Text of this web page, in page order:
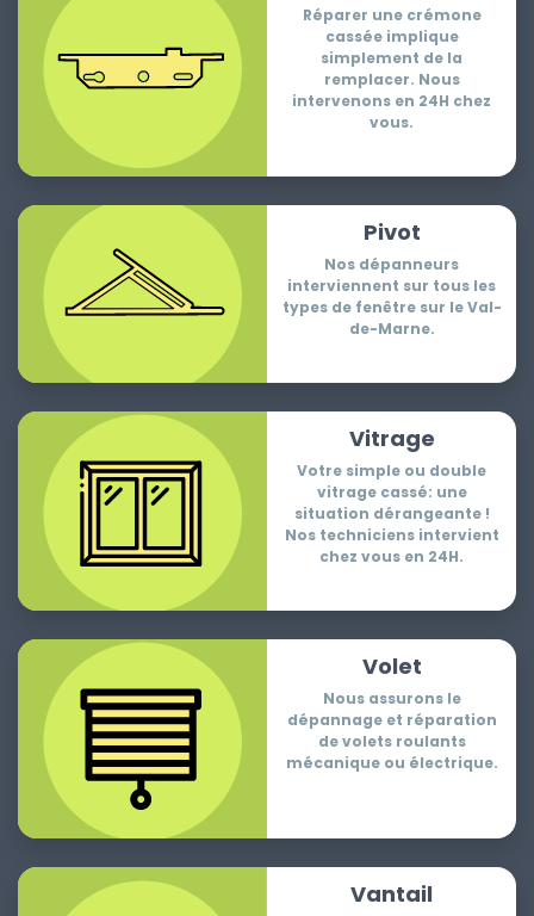
Réparer une crémone
cassée implique
simplement de la
remplacer. Nous
intervenons en 24H chez
vous.
Pivot
Nos dépanneurs
interviennent sur tous les
types de fenêtre sur le Val-
de-Marne.
Vitrage
Votre simple ou double
vitrage cassé: une
situation dérangeante !
Nos techniciens intervient
chez vous en 24H.
Volet
Nous assurons le
dépannage et réparation
de volets roulants
mécanique ou électrique.
Vantail